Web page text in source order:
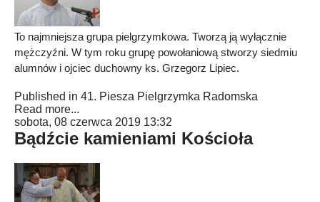
To najmniejsza grupa pielgrzymkowa. Tworzą ją wyłącznie
mężczyźni. W tym roku grupę powołaniową stworzy siedmiu
alumnów i ojciec duchowny ks. Grzegorz Lipiec.
Published in 41. Piesza Pielgrzymka Radomska
Read more...
sobota, 08 czerwca 2019 13:32
Bądźcie kamieniami Kościoła